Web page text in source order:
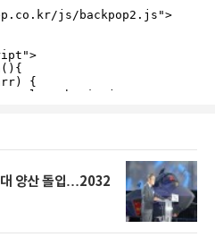
양산 돌입…2032